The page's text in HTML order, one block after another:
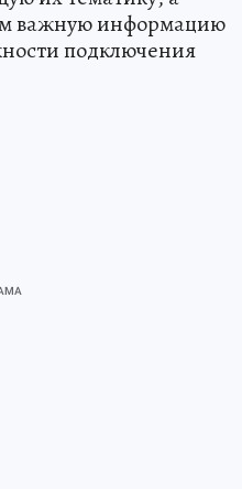
важную информацию
подключения